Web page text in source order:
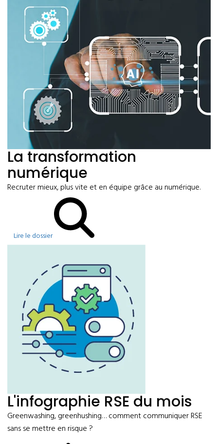
La transformation
numérique
Recruter mieux, plus vite et en équipe grâce au numérique.
Lire le dossier
L'infographie RSE du mois
Greenwashing, greenhushing… comment communiquer RSE
sans se mettre en risque ?